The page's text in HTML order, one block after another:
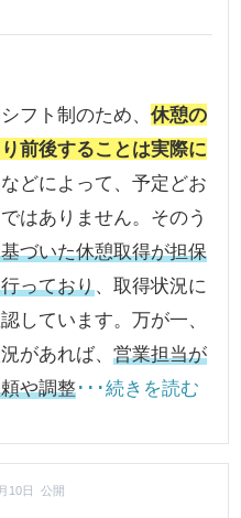
フト制のため、休憩の
前後することは実際に
どによって、予定どお
はありません。そのう
づいた休憩取得が担保
っており、取得状況に
しています。万が一、
があれば、営業担当が
や調整･･･続きを読む
10日 公開